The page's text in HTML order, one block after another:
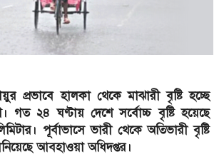
প্রভাবে হালকা থেকে মাঝারী বৃষ্টি হচ্ছে
গত ২৪ ঘণ্টায় দেশে সর্বোচ্চ বৃষ্টি হয়েছে
পূর্বাভাসে ভারী থেকে অতিভারী বৃষ্টি
আবহাওয়া অধিদপ্তর।